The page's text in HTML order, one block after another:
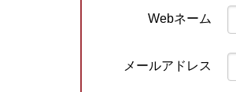
Webネーム
メールアドレス